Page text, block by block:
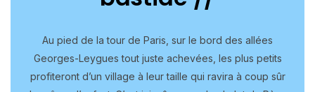
Au pied de la tour de Paris, sur le bord des allées
Georges-Leygues tout juste achevées, les plus petits
profiteront d’un village à leur taille qui ravira à coup sûr